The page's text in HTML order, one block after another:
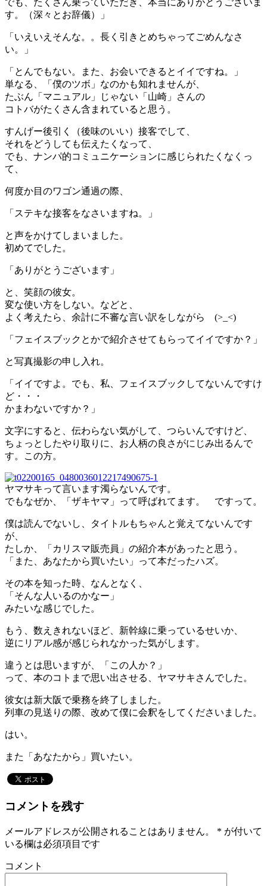
でも、たくさん乗っていただき、本当にありがとうございま
す。（深々とお辞儀）」
「いえいえそんな。。長く引きとめちゃってごめんなさ
い。」
「とんでもない。また、お会いできるとイイですね。」
単なる、「僕のツボ」なのかも知れませんが、
たぶん「マニュアル」じゃない「山崎」さんの
コトバがたくさん含まれていると思う。
すんげー後引く（後味のいい）接客でして、
それをどうしても伝えたくなって、
でも、ナンパ的コミュニケーションに感じられたくなくっ
て、
何度か目のワゴン通過の際、
「ステキな接客をなさいますね。」
と声をかけてしまいました。
初めてでした。
「ありがとうございます」
と、笑顔の彼女。
変な使い方をしない。などと、
よく考えたら、余計に不審な言い訳をしながら (>_<)
「フェイスブックとかで紹介させてもらってイイですか？」
と写真撮影の申し入れ。
「イイですよ。でも、私、フェイスブックしてないんですけ
ど・・・
かまわないですか？」
文字にすると、伝わらない気がして、つらいんですけど、
ちょっとしたやり取りに、お人柄の良さがにじみ出るんで
す。この方。
ヤマサキって言います濁らないんです。
でもなぜか、「ザキヤマ」って呼ばれてます。 ですって。
僕は読んでないし、タイトルもちゃんと覚えてないんです
が、
たしか、「カリスマ販売員」の紹介本があったと思う。
「また、あなたから買いたい」って本だったハズ。
その本を知った時、なんとなく、
「そんな人いるのかなー」
みたいな感じでした。
もう、数えきれないほど、新幹線に乗っているせいか、
逆にリアル感が感じられなかった気がします。
違うとは思いますが、「この人か？」
って、本のコトまで思い出させる、ヤマサキさんでした。
彼女は新大阪で乗務を終了しました。
列車の見送りの際、改めて僕に会釈をしてくださいました。
はい。
また「あなたから」買いたい。
コメントを残す
メールアドレスが公開されることはありません。 * が付いて
いる欄は必須項目です
コメント